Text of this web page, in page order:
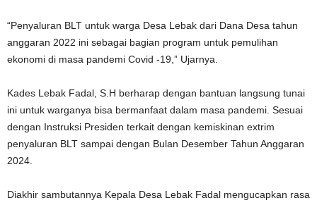
“Penyaluran BLT untuk warga Desa Lebak dari Dana Desa tahun
anggaran 2022 ini sebagai bagian program untuk pemulihan
ekonomi di masa pandemi Covid -19,” Ujarnya.
Kades Lebak Fadal, S.H berharap dengan bantuan langsung tunai
ini untuk warganya bisa bermanfaat dalam masa pandemi. Sesuai
dengan Instruksi Presiden terkait dengan kemiskinan extrim
penyaluran BLT sampai dengan Bulan Desember Tahun Anggaran
2024.
Diakhir sambutannya Kepala Desa Lebak Fadal mengucapkan rasa